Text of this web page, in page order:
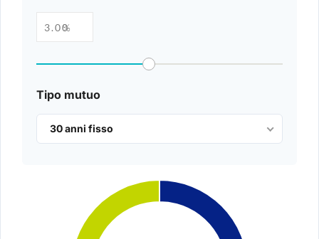
%
Tipo mutuo
30 anni fisso